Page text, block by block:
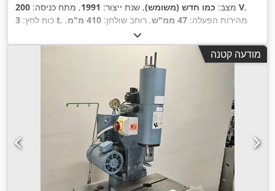
מצב: כמו חדש (משומש), שנת ייצור: 1991, מתח כניסה: 200 V,
כוח לחץ: 3 t , מהירות הפעלה: 47 ממ"ש , רוחב שולחן: 410 מ"מ
,
, עומק גרון:125 מ"מ
אורך כולל:735 מ"מ , רוחב כולל:505 מ"מ , גובה כולל:987 מ"מ ,
מודעה קטנה